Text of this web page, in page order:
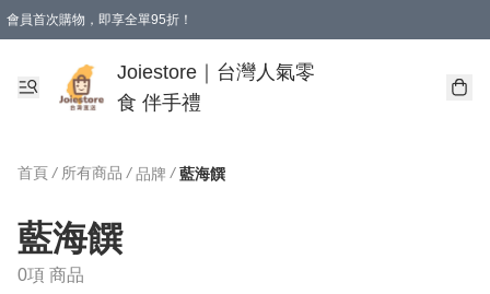
會員首次購物，即享全單95折！
購物滿 HKD 350.00即享免運費優惠！（適用於 本地送貨、本地取貨 )
Joiestore｜台灣人氣零
食 伴手禮
首頁 / 所有商品 / 品牌 / 藍海饌
藍海饌
0項 商品